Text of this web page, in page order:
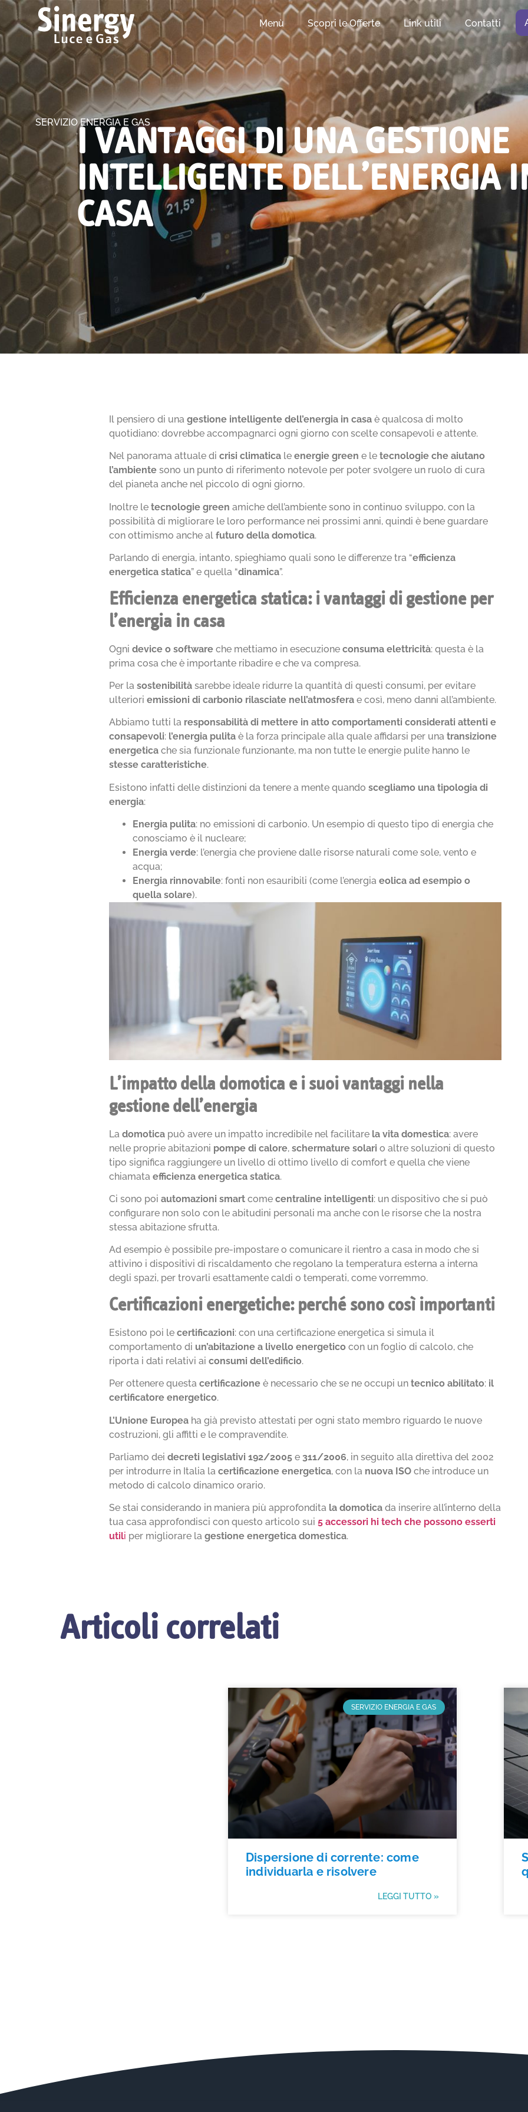
Menù Scopri le Offerte Link utili Contatti
SERVIZIO ENERGIA E GAS
I VANTAGGI DI UNA GESTIONE
INTELLIGENTE DELL’ENERGIA
CASA
Il pensiero di unagestione intelligente dell’energia in casa è qualcosa di molto
quotidiano: dovrebbe accompagnarci ogni giorno con scelte consapevoli e attente.
Nel panorama attuale dicrisi climatica leenergie green e letecnologie che aiutano
l’ambiente sono un punto di riferimento notevole per poter svolgere un ruolo di cura
del pianeta anche nel piccolo di ogni giorno.
Inoltre letecnologie greenamiche dell’ambiente sono in continuo sviluppo, con la
possibilità di migliorare le loro performance nei prossimi anni, quindi è bene guardare
con ottimismo anche alfuturo della domotica.
Parlando di energia, intanto, spieghiamo quali sono le differenze tra “efficienza
energetica statica” e quella “dinamica”.
Efficienza energetica statica: i vantaggi di gestione per
l’energia in casa
Ognidevice o software che mettiamo in esecuzioneconsuma elettricità: questa è la
prima cosa che è importante ribadire e che va compresa.
Per lasostenibilità sarebbe ideale ridurre la quantità di questi consumi, per evitare
ulterioriemissioni di carbonio rilasciate nell’atmosfera e così, meno danni all’ambiente.
Abbiamo tutti la responsabilità di mettere in atto comportamenti considerati attenti e
consapevoli: l’energia pulita è la forza principale alla quale affidarsi per unatransizione
energeticache sia funzionale funzionante, ma non tutte le energie pulite hanno le
stesse caratteristiche.
Esistono infatti delle distinzioni da tenere a mente quandoscegliamo una tipologia di
energia:
Energia pulita: no emissioni di carbonio. Un esempio di questo tipo di energia che
conosciamo è il nucleare;
Energia verde: l’energia che proviene dalle risorse naturali come sole, vento e
acqua;
Energia rinnovabile: fonti non esauribili (come l’energiaeolica ad esempio o
quella solare).
L’impatto della domotica e i suoi vantaggi nella
gestione dell’energia
Ladomotica può avere un impatto incredibile nel facilitare la vita domestica: avere
nelle proprie abitazioni pompe di calore,schermature solari o altre soluzioni di questo
tipo significa raggiungere un livello di ottimo livello di comfort e quella che viene
chiamataefficienza energetica statica.
Ci sono poiautomazioni smartcomecentraline intelligenti: un dispositivo che si può
configurare non solo con le abitudini personali ma anche con le risorse che la nostra
stessa abitazione sfrutta.
Ad esempio è possibile pre-impostare o comunicare il rientro a casa in modo che si
attivino i dispositivi di riscaldamento che regolano la temperatura esterna a interna
degli spazi, per trovarli esattamente caldi o temperati, come vorremmo.
Certificazioni energetiche: perché sono così importanti
Esistono poi lecertificazioni: con una certificazione energetica si simula il
comportamento di un’abitazione a livello energetico con un foglio di calcolo, che
riporta i dati relativi aiconsumi dell’edificio.
Per ottenere questacertificazione è necessario che se ne occupi untecnico abilitato: il
certificatore energetico.
L’Unione Europea ha già previsto attestati per ogni stato membro riguardo le nuove
costruzioni, gli affitti e le compravendite.
Parliamo deidecreti legislativi 192/2005e 311/2006, in seguito alla direttiva del 2002
per introdurre in Italia lacertificazione energetica, con la nuova ISO che introduce un
metodo di calcolo dinamico orario.
Se stai considerando in maniera più approfondita la domotica da inserire all’interno della
tua casa approfondisci con questo articolo sui5 accessori hi tech che possono esserti
utili per migliorare lagestione energetica domestica.
Articoli correlati
SERVIZIO ENERGIA E GAS
Dispersione di corrente: come
individuarla e risolvere
LEGGI TUTTO »